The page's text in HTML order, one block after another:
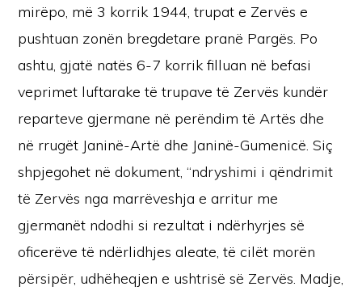
mirëpo, më 3 korrik 1944, trupat e Zervës e
pushtuan zonën bregdetare pranë Pargës. Po
ashtu, gjatë natës 6-7 korrik filluan në befasi
veprimet luftarake të trupave të Zervës kundër
reparteve gjermane në perëndim të Artës dhe
në rrugët Janinë-Artë dhe Janinë-Gumenicë. Siç
shpjegohet në dokument, “ndryshimi i qëndrimit
të Zervës nga marrëveshja e arritur me
gjermanët ndodhi si rezultat i ndërhyrjes së
oficerëve të ndërlidhjes aleate, të cilët morën
përsipër, udhëheqjen e ushtrisë së Zervës. Madje,